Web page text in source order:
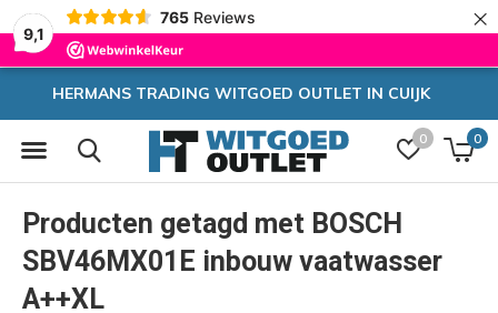
9,1
765 Reviews ×
0 0
OUTLET IN CUIJK Zeer hoge
Producten getagd met BOSCH
SBV46MX01E inbouw vaatwasser
A++XL